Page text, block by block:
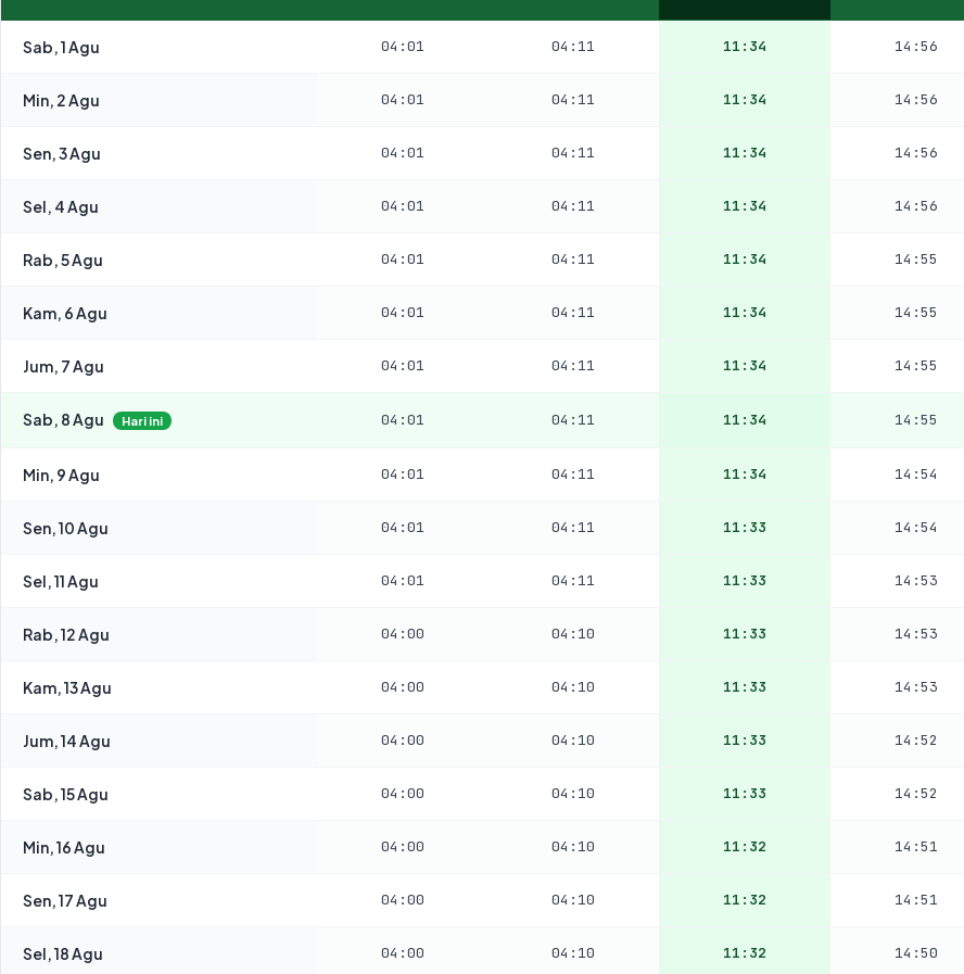
Sab, 1 Agu 04:01 04:11 11:34 14:56
Min, 2 Agu 04:01 04:11 11:34 14:56
Sen, 3 Agu 04:01 04:11 11:34 14:56
Sel, 4 Agu 04:01 04:11 11:34 14:56
Rab, 5 Agu 04:01 04:11 11:34 14:55
Kam, 6 Agu 04:01 04:11 11:34 14:55
Jum, 7 Agu 04:01 04:11 11:34 14:55
Sab, 8 Agu Hari ini 04:01 04:11 11:34 14:55
Min, 9 Agu 04:01 04:11 11:34 14:54
Sen, 10 Agu 04:01 04:11 11:33 14:54
Sel, 11 Agu 04:01 04:11 11:33 14:53
Rab, 12 Agu 04:00 04:10 11:33 14:53
Kam, 13 Agu 04:00 04:10 11:33 14:53
Jum, 14 Agu 04:00 04:10 11:33 14:52
Sab, 15 Agu 04:00 04:10 11:33 14:52
Min, 16 Agu 04:00 04:10 11:32 14:51
Sen, 17 Agu 04:00 04:10 11:32 14:51
Sel, 18 Agu 04:00 04:10 11:32 14:50